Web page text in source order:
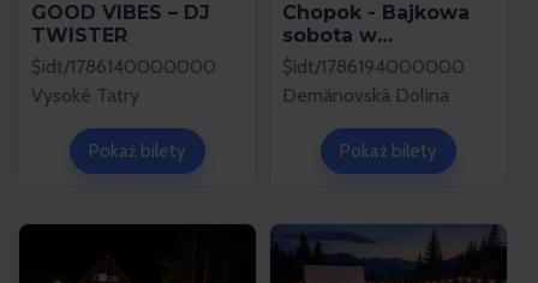
GOOD VIBES – DJ
TWISTER
$idt/1786140000000
Vysoké Tatry
Pokaż bilety
Chopok - Bajkowa
sobota w
Barančekove
$idt/1786194000000
Demänovská Dolina
Pokaż bilety